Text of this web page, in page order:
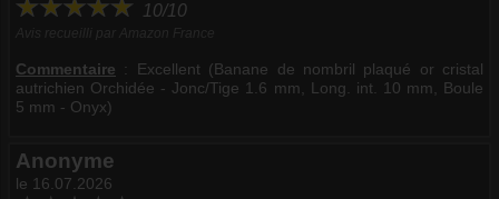
10/10
Commentaire : Excellent (Banane de nombril plaqué or cristal
autrichien Orchidée - Jonc/Tige 1.6 mm, Long. int. 10 mm, Boule
5 mm - Onyx)
Anonyme
le 16.07.2026